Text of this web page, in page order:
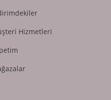
Hizmetleri